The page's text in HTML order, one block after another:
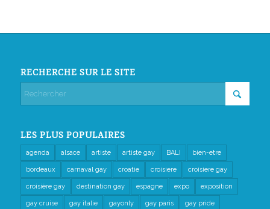
RECHERCHE SUR LE SITE
LES PLUS POPULAIRES
agenda alsace artiste artiste gay BALI bien-etre
bordeaux carnaval gay croatie croisiere croisiere gay
croisière gay destination gay espagne expo exposition
gay cruise gay italie gayonly gay paris gay pride